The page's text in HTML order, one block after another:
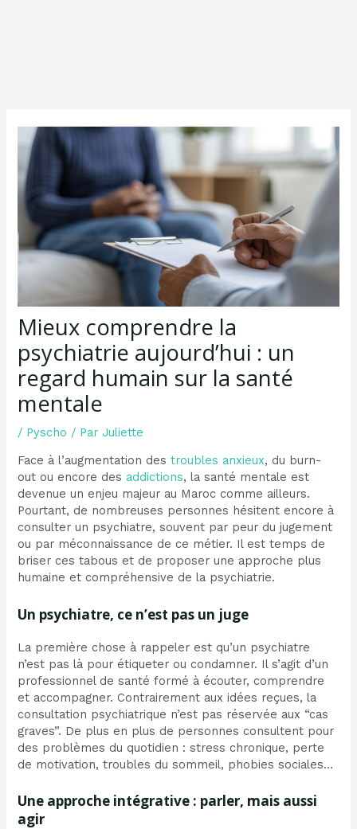
Mieux comprendre la
psychiatrie aujourd’hui : un
regard humain sur la santé
mentale
/ Pyscho / ParJuliette
Face à l’augmentation destroubles anxieux, du burn-
out ou encore des addictions, la santé mentale est
devenue un enjeu majeur au Maroc comme ailleurs.
Pourtant, de nombreuses personnes hésitent encore à
consulter un psychiatre, souvent par peur du jugement
ou par méconnaissance de ce métier. Il est temps de
briser ces tabous et de proposer une approche plus
humaine et compréhensive de la psychiatrie.
Un psychiatre, ce n’est pas un juge
La première chose à rappeler est qu’un psychiatre
n’est pas là pour étiqueter ou condamner. Il s’agit d’un
professionnel de santé formé à écouter, comprendre
et accompagner. Contrairement aux idées reçues, la
consultation psychiatrique n’est pas réservée aux “cas
graves”. De plus en plus de personnes consultent pour
des problèmes du quotidien : stress chronique, perte
de motivation, troubles du sommeil, phobies sociales…
Une approche intégrative : parler, mais aussi
agir